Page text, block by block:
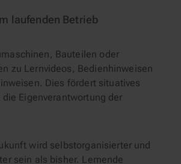
laufenden Betrieb
Bauteilen oder
zu Lernvideos, Bedienhinweisen
Dies fördert situatives
Eigenverantwortung der
wird selbstorganisierter und
sein als bisher. Lernende